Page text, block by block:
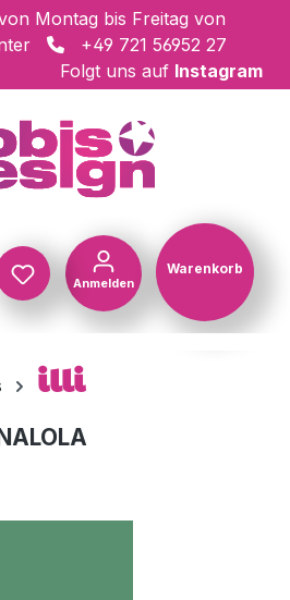
Montag bis Freitag von
+49 721 56952 27
Folgt uns auf Instagram
Anmelden
Warenkorb
illi